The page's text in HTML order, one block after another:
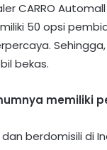
CARRO
50 opsi
bekas.
memiliki
berdomisili di